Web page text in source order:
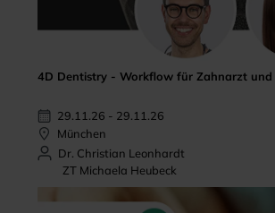
4D Dentistry - Workflow für Zahnarzt und
29.11.26 - 29.11.26
München
Dr. Christian Leonhardt
ZT Michaela Heubeck